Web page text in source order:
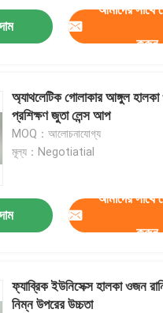
আমাদের সাথে
করুন
অ্যাথলেটিক গোলাকার আঙ্গুল
প্রশিক্ষণ জুতা লেন্স আপ
MOQ：আলোচনাযোগ্য
মূল্য：Negotiatial
আমাদের সাথে
করুন
ফ্যাব্রিক ইউনিসেক্স হালকা ওজন
নিম্ন উপরের উচ্চতা